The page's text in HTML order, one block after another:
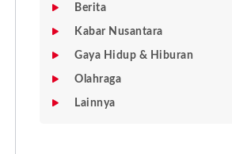
Berita
Kabar Nusantara
Gaya Hidup & Hiburan
Olahraga
Lainnya